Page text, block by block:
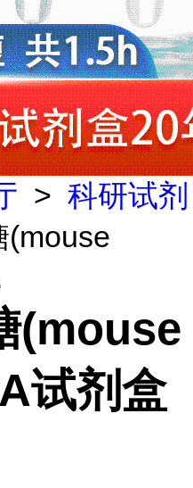
> 科研试剂
(mouse
(mouse
试剂盒